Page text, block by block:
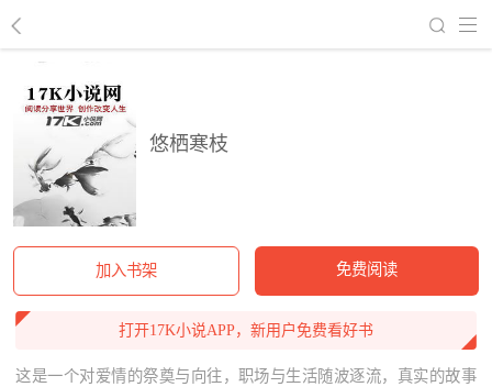
悠栖寒枝
加入书架 免费阅读
打开17K小说APP，新用户免费看好书
这是一个对爱情的祭奠与向往，职场与生活随波逐流，真实的故事